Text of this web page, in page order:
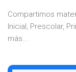
Compartimos
Inicial, Prescolar,
más...